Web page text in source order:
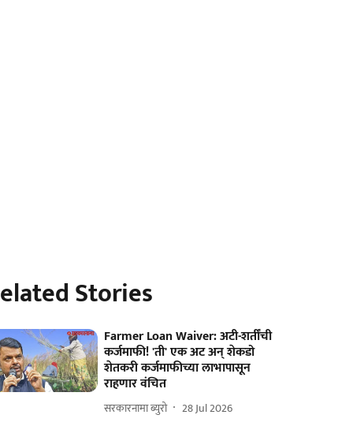
Stories
Farmer Loan Waiver: अटी-शर्तींची
कर्जमाफी! 'ती' एक अट अन् शेकडो
शेतकरी कर्जमाफीच्या लाभापासून
राहणार वंचित
सरकारनामा ब्युरो 28 Jul 2026